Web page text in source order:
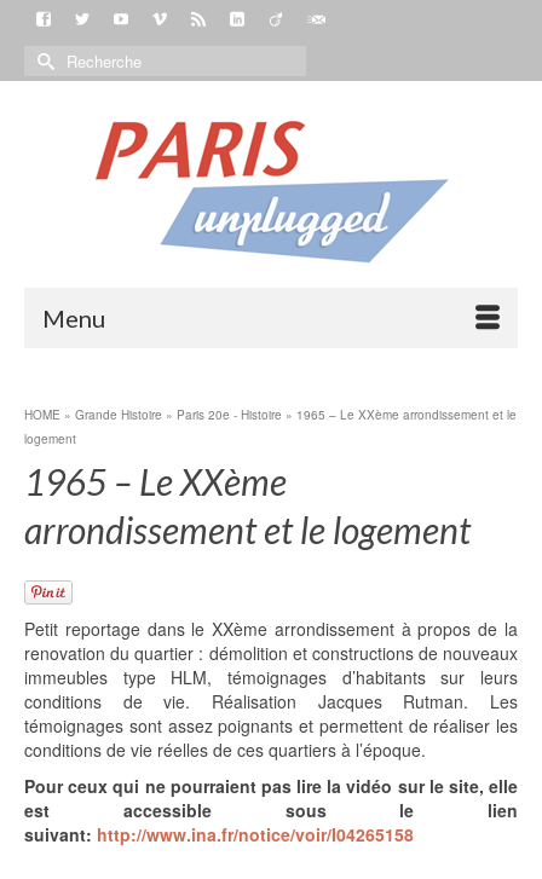
Menu
HOME » Grande Histoire » Paris 20e - Histoire » 1965 – Le XXème arrondissement et le
logement
1965 – Le XXème
arrondissement et le logement
Petit reportage dans le XXème arrondissement à propos de la
renovation du quartier : démolition et constructions de nouveaux
immeubles type HLM, témoignages d’habitants sur leurs
conditions de vie. Réalisation Jacques Rutman. Les
témoignages sont assez poignants et permettent de réaliser les
conditions de vie réelles de ces quartiers à l’époque.
Pour ceux qui ne pourraient pas lire la vidéo sur le site, elle
est accessible sous le lien
suivant: http://www.ina.fr/notice/voir/I04265158